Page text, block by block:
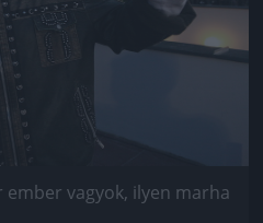
vagyok, ilyen marha